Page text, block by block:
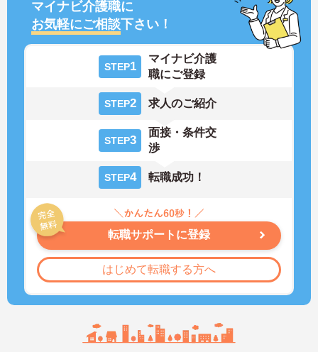
マイナビ介護職に
お気軽にご相談下さい！
STEP1
マイナビ介護
職にご登録
STEP2 求人のご紹介
STEP3
面接・条件交
渉
STEP4 転職成功！
転職サポートに登録
はじめて転職する方へ